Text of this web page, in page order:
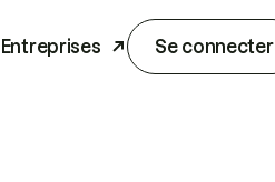
Entreprises Se connecter